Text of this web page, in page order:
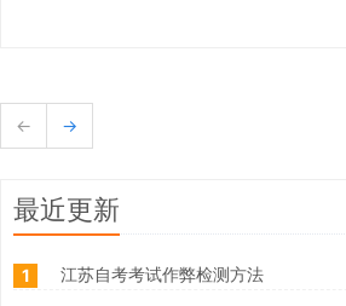
← →
最近更新
1 江苏自考考试作弊检测方法